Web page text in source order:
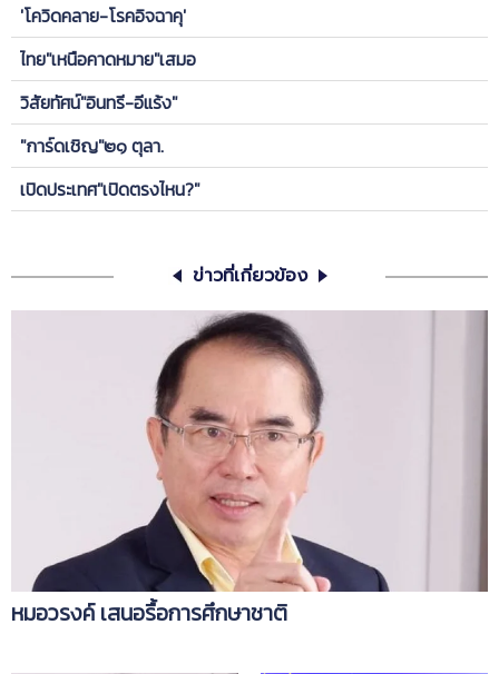
'โควิดคลาย-โรคอิจฉาคุ'
ไทย"เหนือคาดหมาย"เสมอ
วิสัยทัศน์"อินทรี-อีแร้ง"
"การ์ดเชิญ"๒๑ ตุลา.
เปิดประเทศ"เปิดตรงไหน?"
ข่าวที่เกี่ยวข้อง
หมอวรงค์ เสนอรื้อการศึกษาชาติ